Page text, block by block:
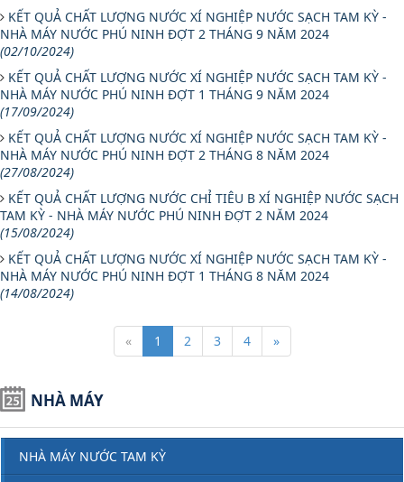
KẾT QUẢ CHẤT LƯỢNG NƯỚC XÍ NGHIỆP NƯỚC SẠCH TAM KỲ -
NHÀ MÁY NƯỚC PHÚ NINH ĐỢT 2 THÁNG 9 NĂM 2024
(02/10/2024)
KẾT QUẢ CHẤT LƯỢNG NƯỚC XÍ NGHIỆP NƯỚC SẠCH TAM KỲ -
NHÀ MÁY NƯỚC PHÚ NINH ĐỢT 1 THÁNG 9 NĂM 2024
(17/09/2024)
KẾT QUẢ CHẤT LƯỢNG NƯỚC XÍ NGHIỆP NƯỚC SẠCH TAM KỲ -
NHÀ MÁY NƯỚC PHÚ NINH ĐỢT 2 THÁNG 8 NĂM 2024
(27/08/2024)
KẾT QUẢ CHẤT LƯỢNG NƯỚC CHỈ TIÊU B XÍ NGHIỆP NƯỚC SẠCH
TAM KỲ - NHÀ MÁY NƯỚC PHÚ NINH ĐỢT 2 NĂM 2024
(15/08/2024)
KẾT QUẢ CHẤT LƯỢNG NƯỚC XÍ NGHIỆP NƯỚC SẠCH TAM KỲ -
NHÀ MÁY NƯỚC PHÚ NINH ĐỢT 1 THÁNG 8 NĂM 2024
(14/08/2024)
« 1 2 3 4 »
NHÀ MÁY
NHÀ MÁY NƯỚC TAM KỲ